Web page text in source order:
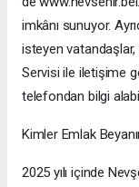
imkânı sunuyor.
isteyen
Servisi ile iletişime
telefondan bilgi
Kimler Emlak
2025 yılı içinde